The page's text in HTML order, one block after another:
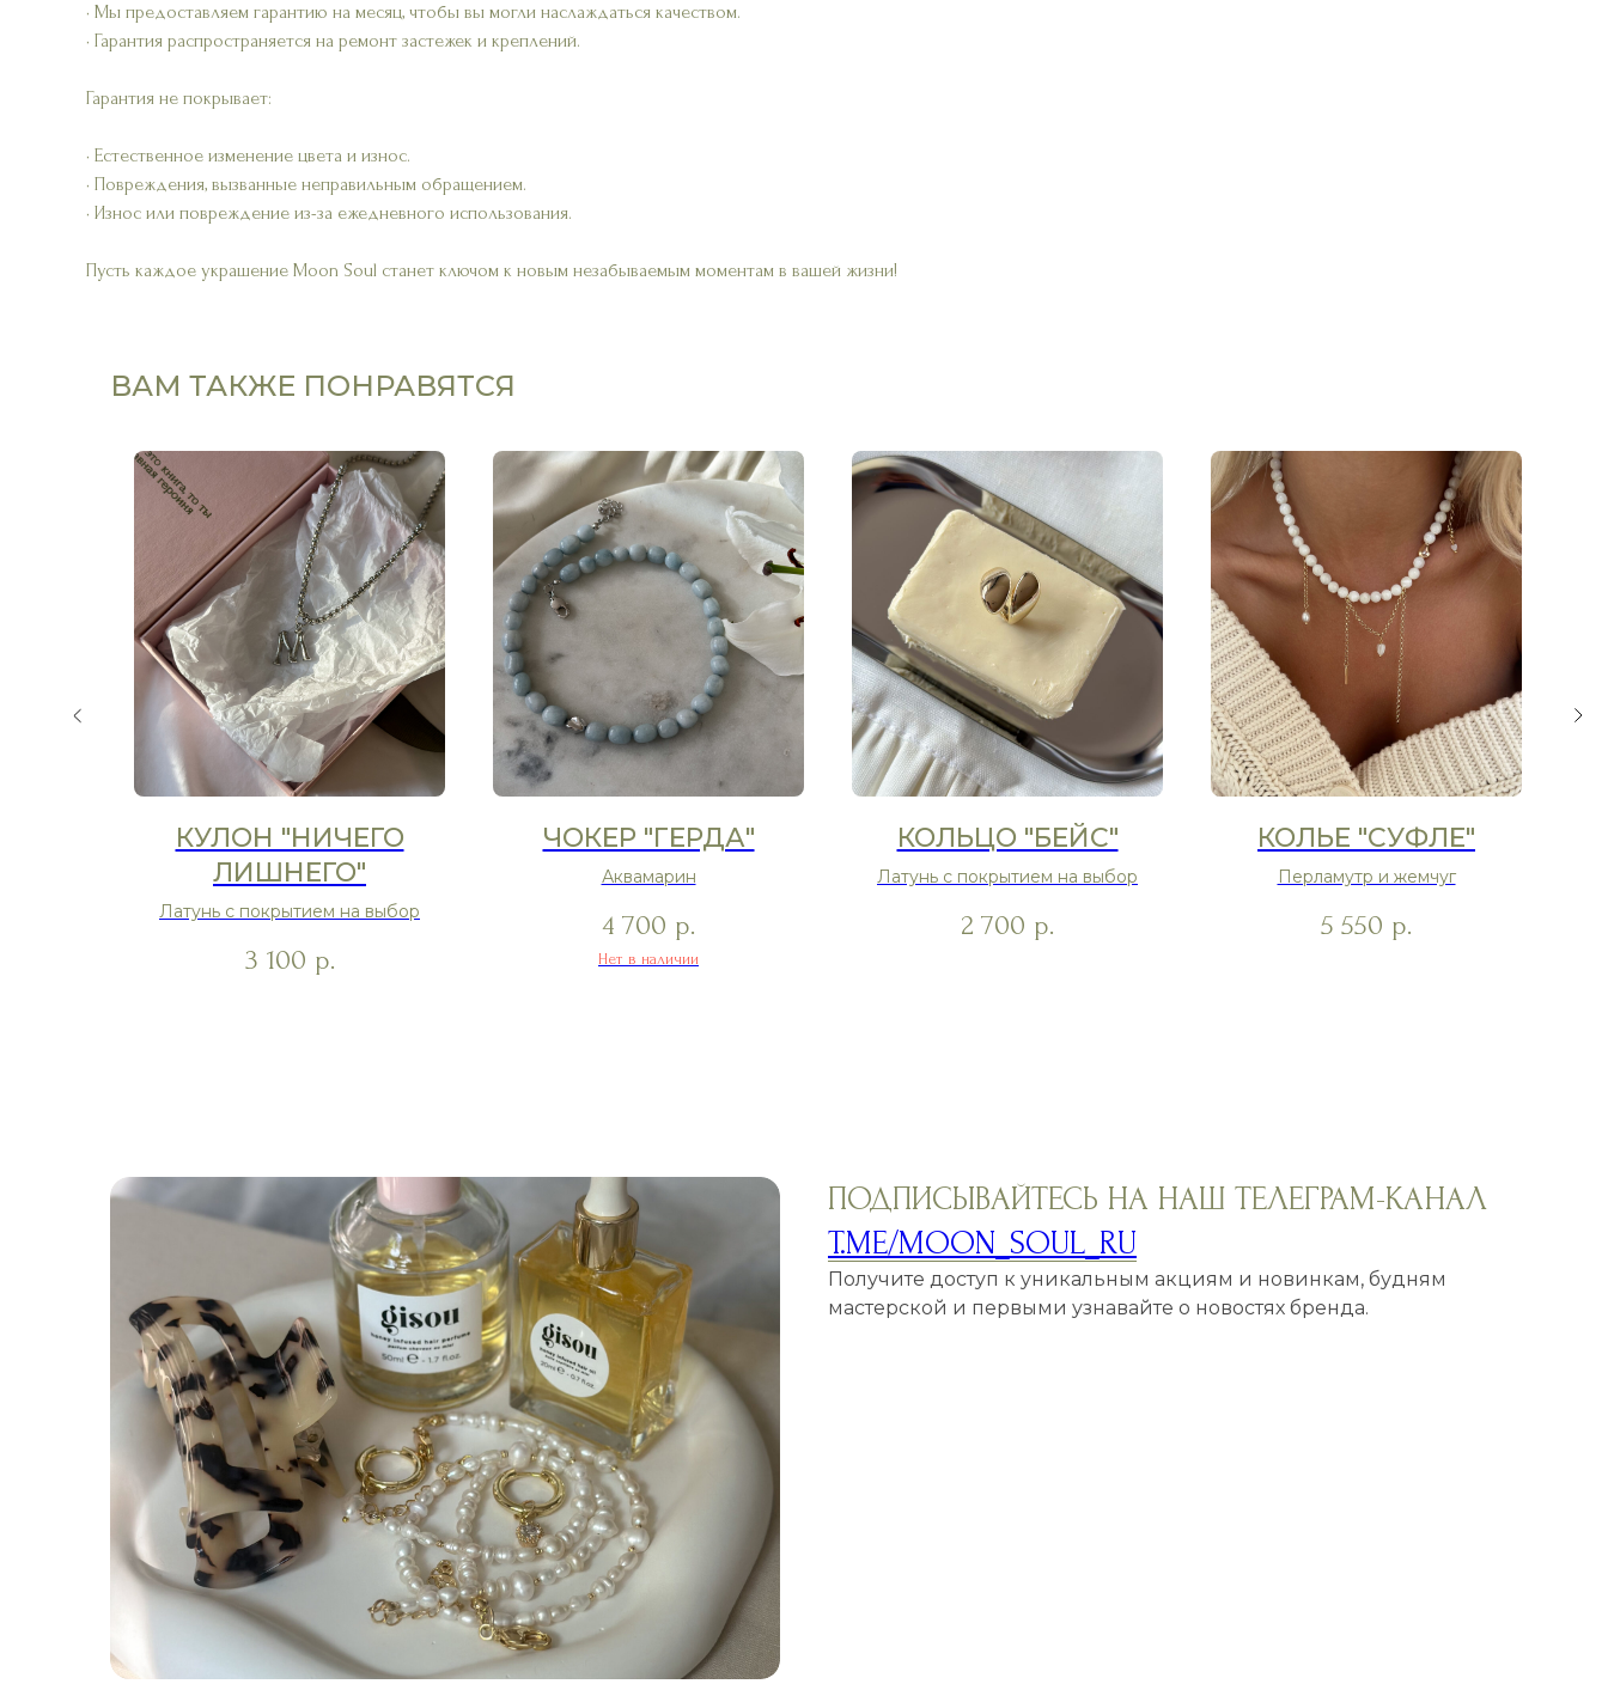
• Мы предоставляем гарантию на месяц, чтобы вы могли наслаждаться качеством.
• Гарантия распространяется на ремонт застежек и креплений.
Гарантия не покрывает:
• Естественное изменение цвета и износ.
• Повреждения, вызванные неправильным обращением.
• Износ или повреждение из-за ежедневного использования.
Пусть каждое украшение Moon Soul станет ключом к новым незабываемым моментам в вашей жизни!
ВАМ ТАКЖЕ ПОНРАВЯТСЯ
КУЛОН "НИЧЕГО
ЛИШНЕГО"
Латунь с покрытием на выбор
3 100 р.
ЧОКЕР "ГЕРДА"
Аквамарин
4 700 р.
Нет в наличии
КОЛЬЦО "БЕЙС"
Латунь с покрытием на выбор
2 700 р.
КОЛЬЕ "СУФЛЕ"
Перламутр и жемчуг
5 550 р.
ПОДПИСЫВАЙТЕСЬ НА НАШ ТЕЛЕГРАМ-КАНАЛ
T.ME/MOON_SOUL_RU
Получите доступ к уникальным акциям и новинкам, будням
мастерской и первыми узнавайте о новостях бренда.